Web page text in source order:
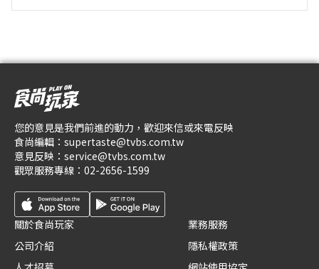
您的意見是我們前進的動力，歡迎來信或來電反映
食尚編輯： supertaste@tvbs.com.tw
意見反映： service@tvbs.com.tw
觀眾服務專線： 02-2656-1599
關於食尚玩家
公司介紹
業務服務
隱私權政策